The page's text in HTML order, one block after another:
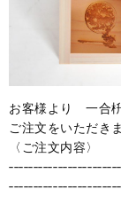
お客様より 一合
ご注文をいただき
〈ご注文内容〉